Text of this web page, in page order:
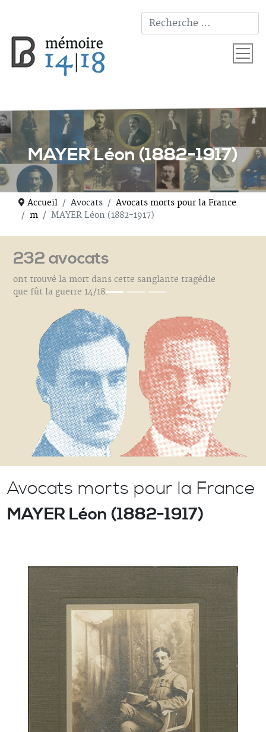
MAYER Léon (1882-1917)
Accueil Avocats
Avocats morts pour la France
m
MAYER Léon (1882-1917)
232 avocats
ont trouvé la mort dans cette sanglante tragédie
que fût la guerre 14/18.
Avocats morts pour la France
MAYER Léon (1882-1917)